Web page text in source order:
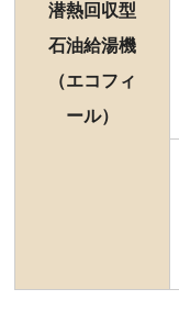
潜熱回収型
石油給湯機
（エコフィ
ール）